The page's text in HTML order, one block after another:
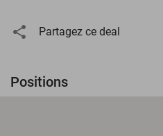
Partagez ce deal
Positions